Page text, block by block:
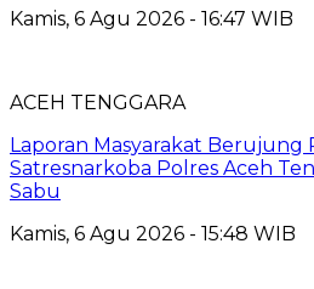
Kamis, 6 Agu 2026 - 16:47 WIB
ACEH TENGGARA
Laporan Masyarakat Berujung
Satresnarkoba Polres Aceh
Sabu
Kamis, 6 Agu 2026 - 15:48 WIB